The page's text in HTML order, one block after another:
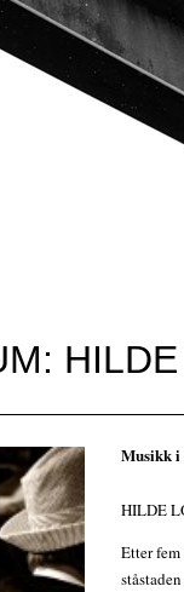
Musikk i
HILDE
Etter